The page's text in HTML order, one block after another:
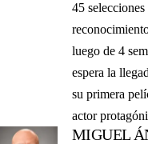
45
luego de 4
espera la
su primera
actor
MIGUEL